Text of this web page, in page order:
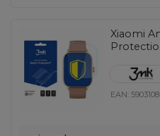
Xiaomi
EAN: